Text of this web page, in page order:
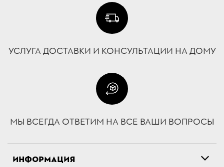
УСЛУГА ДОСТАВКИ И КОНСУЛЬТАЦИИ НА ДОМУ
МЫ ВСЕГДА ОТВЕТИМ НА ВСЕ ВАШИ ВОПРОСЫ
ИНФОРМАЦИЯ